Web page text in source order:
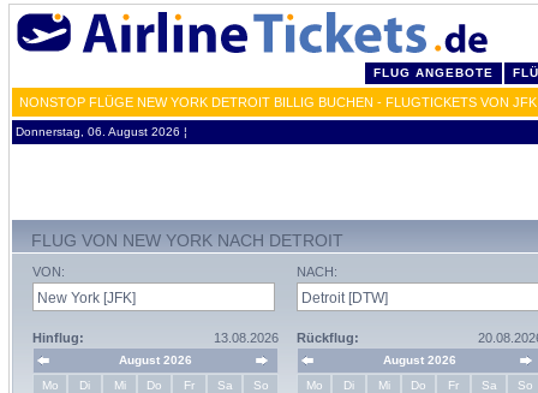
FLUG ANGEBOTE
NONSTOP FLÜGE NEW YORK DETROIT BILLIG BUCHEN - FLUGTICKETS VON
Donnerstag, 06. August 2026 ¦
FLUG VON NEW YORK NACH DETROIT
VON:
Hinflug: 13.08.2026
August 2026
Mo
Di Mi Do Fr Sa So
NACH:
Rückflug:
August 2026
Mo
Di Mi Do Fr Sa So